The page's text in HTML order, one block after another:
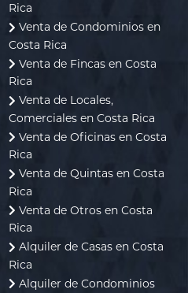
Rica
Venta de Condominios en
Costa Rica
Venta de Fincas en Costa
Rica
Venta de Locales,
Comerciales en Costa Rica
Venta de Oficinas en Costa
Rica
Venta de Quintas en Costa
Rica
Venta de Otros en Costa
Rica
Alquiler de Casas en Costa
Rica
Alquiler de Condominios